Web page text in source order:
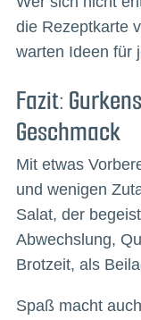
die Rezeptkarte
warten Ideen für
Fazit:
Geschmack
Mit etwas
und wenigen
Salat, der
Abwechslung,
Brotzeit, als
Spaß macht